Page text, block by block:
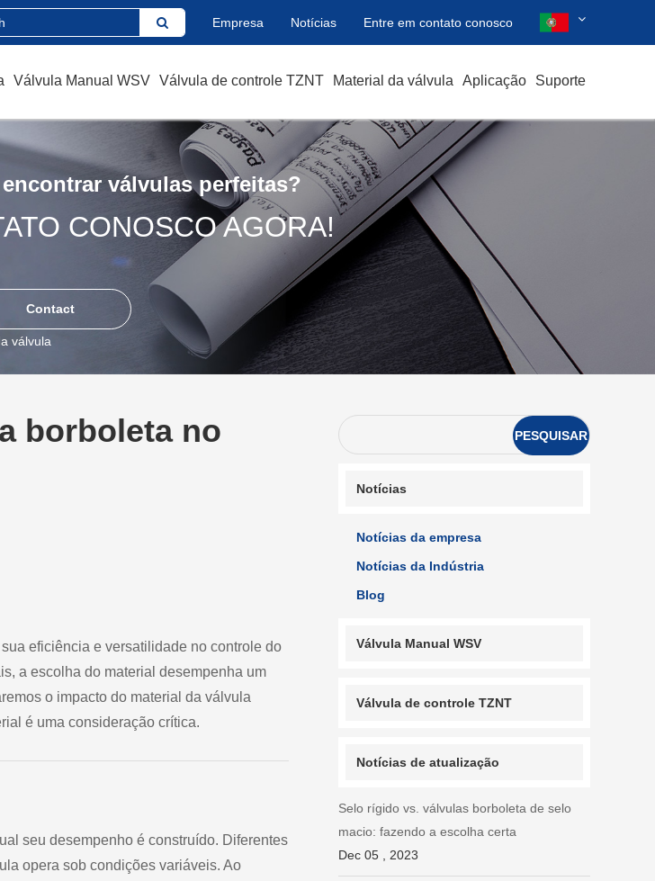
Empresa Notícias Entre em contato conosco
Válvula Manual WSV Válvula de controle TZNT Material da válvula Aplicação Suporte
válvulas perfeitas?
CONOSCO AGORA!
Contact
válvula
borboleta no
eficiência e versatilidade no controle do
a escolha do material desempenha um
o impacto do material da válvula
é uma consideração crítica.
seu desempenho é construído. Diferentes
opera sob condições variáveis. Ao
PESQUISAR
Notícias
Notícias da empresa
Notícias da Indústria
Blog
Válvula Manual WSV
Válvula de controle TZNT
Notícias de atualização
Selo rígido vs. válvulas borboleta de selo
macio: fazendo a escolha certa
Dec 05 , 2023